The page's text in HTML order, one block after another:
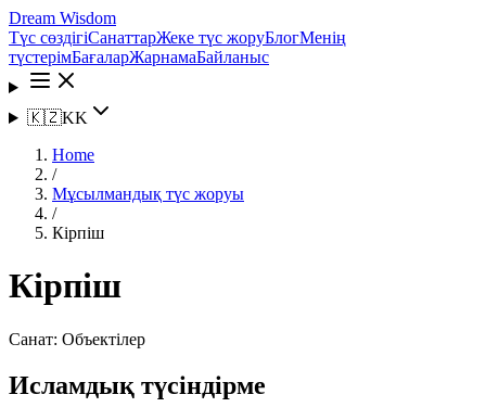
Dream Wisdom
Түс сөздігіСанаттарЖеке түс жоруБлогМенің
түстерімБағаларЖарнамаБайланыс
🇰🇿KK
Home
/
Мұсылмандық түс жоруы
/
Кірпіш
Кірпіш
Санат: Объектілер
Исламдық түсіндірме